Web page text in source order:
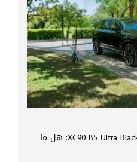
تجربة فولفو XC90 B5 Ultra Black Edition 2026: هل ما